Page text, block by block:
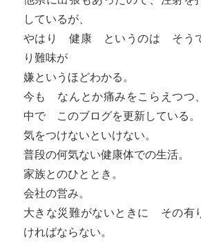
しているが、
やはり 健康 というのは そう
り難味が
嫌というほどわかる。
今も なんとか痛みをこらえつつ
中で このブログを更新している。
気をつけないといけない。
普段の何気ない健康体での生活。
家族とのひととき。
会社の営み。
大きな災難がないときに その有
ければならない。